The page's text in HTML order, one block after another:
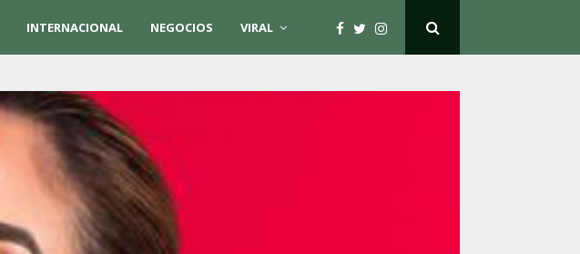
INTERNACIONAL NEGOCIOS VIRAL